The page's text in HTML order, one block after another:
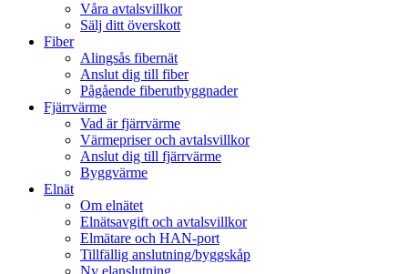
Våra avtalsvillkor
Sälj ditt överskott
Fiber
Alingsås fibernät
Anslut dig till fiber
Pågående fiberutbyggnader
Fjärrvärme
Vad är fjärrvärme
Värmepriser och avtalsvillkor
Anslut dig till fjärrvärme
Byggvärme
Elnät
Om elnätet
Elnätsavgift och avtalsvillkor
Elmätare och HAN-port
Tillfällig anslutning/byggskåp